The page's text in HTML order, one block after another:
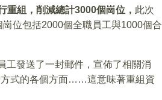
重組，削減總計3000個崗位， 此次
位包括2000個全職員工與1000個合
工發送了一封郵件，宣佈了相關消
方式的各個方面……這意味著重組資